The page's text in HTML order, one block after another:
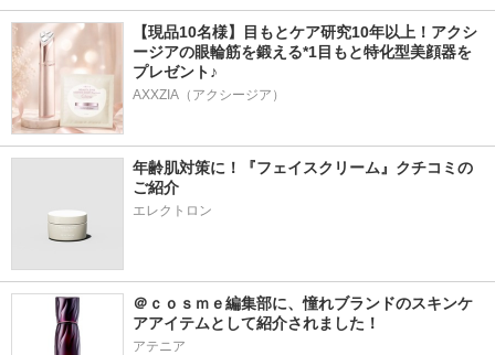
【現品10名様】目もとケア研究10年以上！アクシ
ージアの眼輪筋を鍛える*1目もと特化型美顔器を
プレゼント♪
AXXZIA（アクシージア）
年齢肌対策に！『フェイスクリーム』クチコミの
ご紹介
エレクトロン
＠ｃｏｓｍｅ編集部に、憧れブランドのスキンケ
アアイテムとして紹介されました！
アテニア